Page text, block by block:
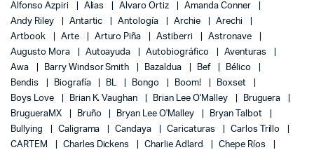
Alfonso Azpiri
Alias Alvaro Ortiz
Amanda Conner
Andy Riley
Antartic Antología Archie
Arechi
Artbook
Arte Arturo Piña Astiberri
Astronave
Augusto Mora
Autoayuda Autobiográfico
Aventuras
Awa
Barry Windsor Smith Bazaldua Bef
Bélico
Bendis
Biografía BL Bongo Boom!
Boxset
Boys Love
Brian K. Vaughan Brian Lee O'Malley
Bruguera
BrugueraMX
Bruño Bryan Lee O'Malley
Bryan Talbot
Bullying
Caligrama Candaya Caricaturas
Carlos Trillo
CARTEM
Charles Dickens Charlie Adlard
Chepe Ríos